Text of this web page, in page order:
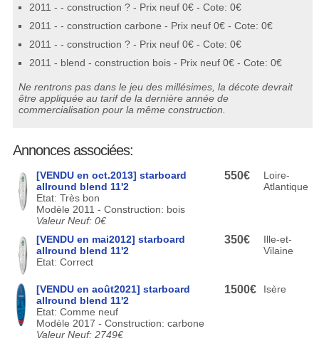
2011 - - construction ? - Prix neuf 0€ - Cote: 0€
2011 - - construction carbone - Prix neuf 0€ - Cote: 0€
2011 - - construction ? - Prix neuf 0€ - Cote: 0€
2011 - blend - construction bois - Prix neuf 0€ - Cote: 0€
Ne rentrons pas dans le jeu des millésimes, la décote devrait
être appliquée au tarif de la dernière année de
commercialisation pour la même construction.
Annonces associées:
[VENDU en oct.2013] starboard
allround blend 11'2
Etat: Très bon
Modèle 2011 - Construction: bois
Valeur Neuf: 0€
550€
Loire-
Atlantique
[VENDU en mai2012] starboard
allround blend 11'2
Etat: Correct
350€
Ille-et-
Vilaine
[VENDU en août2021] starboard
allround blend 11'2
Etat: Comme neuf
Modèle 2017 - Construction: carbone
Valeur Neuf: 2749€
1500€ Isère